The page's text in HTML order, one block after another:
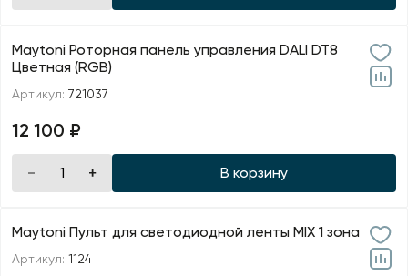
Maytoni Роторная панель управления DALI DT8
Цветная (RGB)
Артикул: 721037
12 100 ₽
В корзину
Maytoni Пульт для светодиодной ленты MIX 1 зона
Артикул: 1124